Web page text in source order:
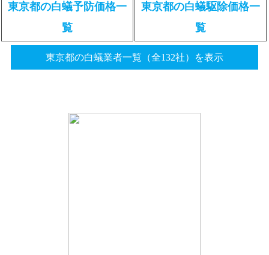
東京都の白蟻予防価格一
覧
東京都の白蟻駆除価格一
覧
東京都の白蟻業者一覧（全132社）を表示